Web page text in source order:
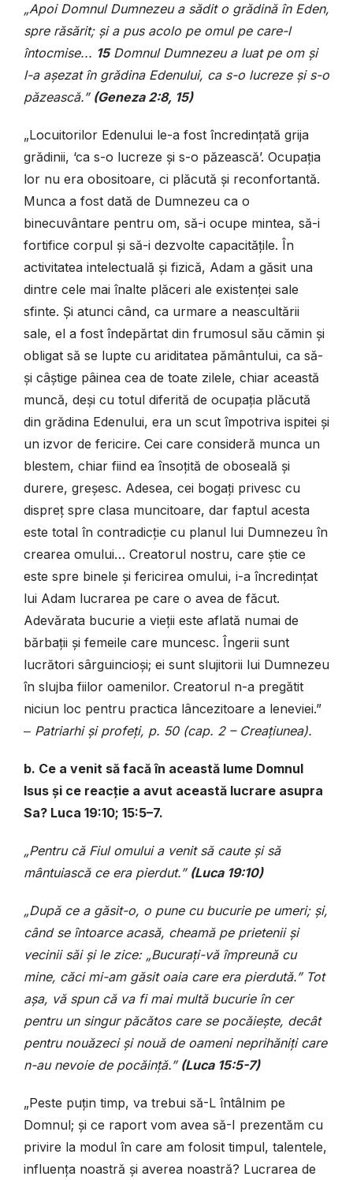
„Apoi Domnul Dumnezeu a sădit o grădină în Eden,
spre răsărit; și a pus acolo pe omul pe care-l
întocmise... 15Domnul Dumnezeu a luat pe om și
l-a așezat în grădina Edenului, ca s-o lucreze și s-o
păzească.” (Geneza 2:8, 15)
„Locuitorilor Edenului le-a fost încredințată grija
grădinii, ‘ca s-o lucreze și s-o păzească’. Ocupația
lor nu era obositoare, ci plăcută și reconfortantă.
Munca a fost dată de Dumnezeu ca o
binecuvântare pentru om, să-i ocupe mintea, să-i
fortifice corpul și să-i dezvolte capacitățile. În
activitatea intelectuală și fizică, Adam a găsit una
dintre cele mai înalte plăceri ale existenței sale
sfinte. Și atunci când, ca urmare a neascultării
sale, el a fost îndepărtat din frumosul său cămin și
obligat să se lupte cu ariditatea pământului, ca să-
și câștige pâinea cea de toate zilele, chiar această
muncă, deși cu totul diferită de ocupația plăcută
din grădina Edenului, era un scut împotriva ispitei și
un izvor de fericire. Cei care consideră munca un
blestem, chiar fiind ea însoțită de oboseală și
durere, greșesc. Adesea, cei bogați privesc cu
dispreț spre clasa muncitoare, dar faptul acesta
este total în contradicție cu planul lui Dumnezeu în
crearea omului… Creatorul nostru, care știe ce
este spre binele și fericirea omului, i-a încredințat
lui Adam lucrarea pe care o avea de făcut.
Adevărata bucurie a vieții este aflată numai de
bărbații și femeile care muncesc. Îngerii sunt
lucrători sârguincioși; ei sunt slujitorii lui Dumnezeu
în slujba fiilor oamenilor. Creatorul n-a pregătit
niciun loc pentru practica lâncezitoare a leneviei.”
‒ Patriarhi și profeți, p. 50 (cap. 2 – Creațiunea).
b. Ce a venit să facă în această lume Domnul
Isus și ce reacție a avut această lucrare asupra
Sa? Luca 19:10; 15:5–7.
„Pentru că Fiul omului a venit să caute și să
mântuiască ce era pierdut.” (Luca 19:10)
„După ce a găsit-o, o pune cu bucurie pe umeri; și,
când se întoarce acasă, cheamă pe prietenii și
vecinii săi și le zice: „Bucurați-vă împreună cu
mine, căci mi-am găsit oaia care era pierdută.” Tot
așa, vă spun că va fi mai multă bucurie în cer
pentru un singur păcătos care se pocăiește, decât
pentru nouăzeci și nouă de oameni neprihăniți care
n-au nevoie de pocăință.” (Luca 15:5-7)
„Peste puțin timp, va trebui să-L întâlnim pe
Domnul; și ce raport vom avea să-I prezentăm cu
privire la modul în care am folosit timpul, talentele,
influența noastră și averea noastră? Lucrarea de